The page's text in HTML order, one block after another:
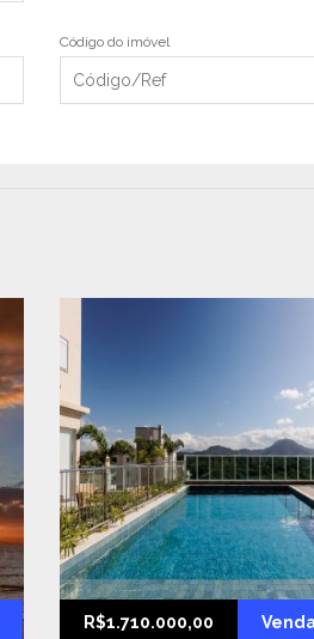
Código do imóvel
R$1.710.000,00